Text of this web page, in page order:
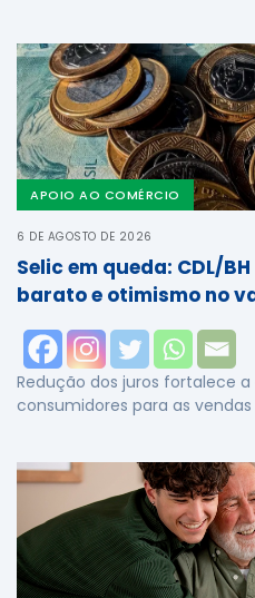
APOIO AO COMÉRCIO
6 DE AGOSTO DE 2026
Selic em queda: CDL/
barato e otimismo no
Redução dos juros fortalece
consumidores para as